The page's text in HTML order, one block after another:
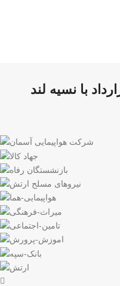
با نسیه لند